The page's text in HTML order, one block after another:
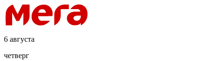
6 августа
четверг